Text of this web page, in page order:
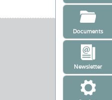
Newsletter
Documents